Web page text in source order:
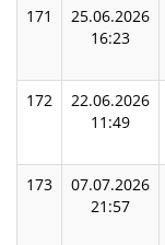
171
25.06.2026
16:23
172
22.06.2026
11:49
173
07.07.2026
21:57